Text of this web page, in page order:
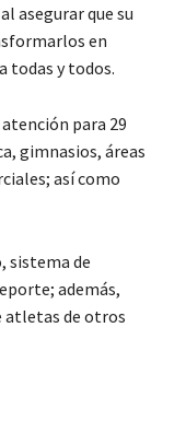
asegurar que su
en
todas y todos.
para 29
gimnasios, áreas
así como
sistema de
además,
atletas de otros